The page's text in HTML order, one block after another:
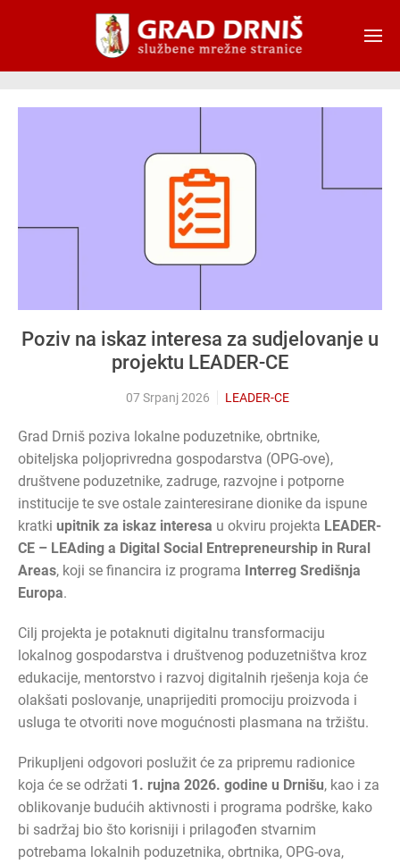
Skip to main content
Poziv na iskaz interesa za sudjelovanje u
projektu LEADER-CE
07 Srpanj 2026 LEADER-CE
Grad Drniš poziva lokalne poduzetnike, obrtnike,
obiteljska poljoprivredna gospodarstva (OPG-ove),
društvene poduzetnike, zadruge, razvojne i potporne
institucije te sve ostale zainteresirane dionike da ispune
kratki upitnik za iskaz interesa u okviru projekta LEADER-
CE – LEAding a Digital Social Entrepreneurship in Rural
Areas, koji se financira iz programa Interreg Središnja
Europa.
Cilj projekta je potaknuti digitalnu transformaciju
lokalnog gospodarstva i društvenog poduzetništva kroz
edukacije, mentorstvo i razvoj digitalnih rješenja koja će
olakšati poslovanje, unaprijediti promociju proizvoda i
usluga te otvoriti nove mogućnosti plasmana na tržištu.
Prikupljeni odgovori poslužit će za pripremu radionice
koja će se održati 1. rujna 2026. godine u Drnišu, kao i za
oblikovanje budućih aktivnosti i programa podrške, kako
bi sadržaj bio što korisniji i prilagođen stvarnim
potrebama lokalnih poduzetnika, obrtnika, OPG-ova,